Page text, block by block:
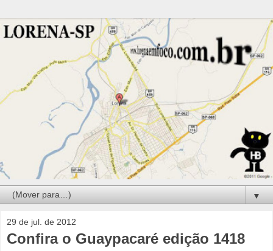
▼
29 de jul. de 2012
Confira o Guaypacaré edição 1418